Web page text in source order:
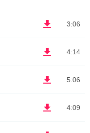
3:06
4:14
5:06
4:09